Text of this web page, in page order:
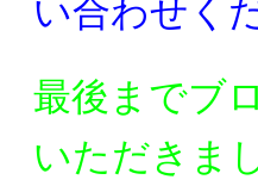
い合わせく
最後までブ
いただきま